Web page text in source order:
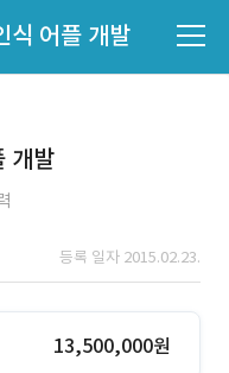
식 어플 개발
개발
등록 일자 2015.02.23.
13,500,000원